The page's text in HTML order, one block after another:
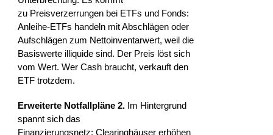
zu Preisverzerrungen bei ETFs und Fonds:
Anleihe-ETFs handeln mit Abschlägen oder
Aufschlägen zum Nettoinventarwert, weil die
Basiswerte illiquide sind. Der Preis löst sich
vom Wert. Wer Cash braucht, verkauft den
ETF trotzdem.
Erweiterte Notfallpläne 2. Im Hintergrund
spannt sich das
Finanzierungsnetz: Clearinghäuser erhöhen